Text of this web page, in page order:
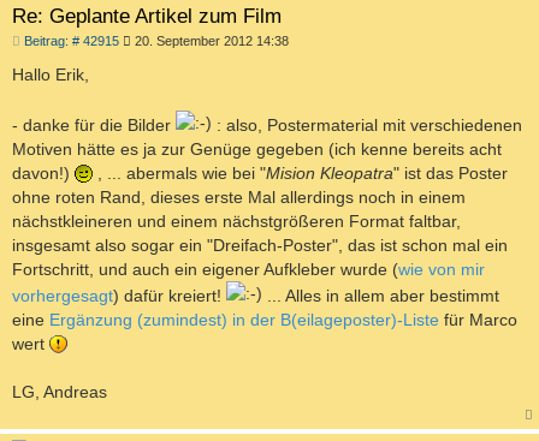
Re: Geplante Artikel zum Film
Beitrag: # 42915B
g
20. September 2012 14:38
Hallo Erik,
- danke für die Bilder
: also, Postermaterial mit verschiedenen
Motiven hätte es ja zur Genüge gegeben (ich kenne bereits acht
davon!)
, ... abermals wie bei "Mision Kleopatra" ist das Poster
ohne roten Rand, dieses erste Mal allerdings noch in einem
nächstkleineren und einem nächstgrößeren Format faltbar,
insgesamt also sogar ein "Dreifach-Poster", das ist schon mal ein
Fortschritt, und auch ein eigener Aufkleber wurde (wie von mir
vorhergesagt) dafür kreiert!
... Alles in allem aber bestimmt
eine Ergänzung (zumindest) in der B(eilageposter)-Liste für Marco
wert
LG, Andreas
a